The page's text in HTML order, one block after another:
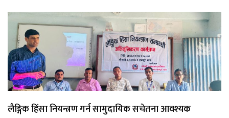
लैङ्गिक हिंसा नियन्त्रण गर्न सामुदायिक सचेतना आवश्यक